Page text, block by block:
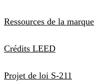
Ressources de la marque
Crédits LEED
Projet de loi S-211